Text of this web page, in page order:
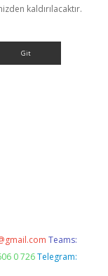
kaldırılacaktır.
Teams:
0 726 Telegram: